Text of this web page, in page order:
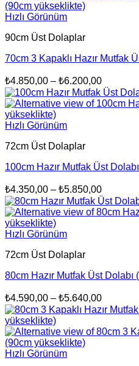
Hızlı Görünüm
90cm Üst Dolaplar
70cm 3 Kapaklı Hazır Mutfak
₺4.850,00 – ₺6.200,00Fiyat
aralığı:
Hızlı Görünüm
72cm Üst Dolaplar
100cm Hazır Mutfak Üst
₺4.350,00 – ₺5.850,00Fiyat
aralığı:
Hızlı Görünüm
72cm Üst Dolaplar
80cm Hazır Mutfak Üst
₺4.590,00 – ₺5.640,00Fiyat
aralığı:
-
Hızlı Görünüm